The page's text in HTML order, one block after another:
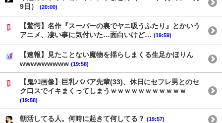
9日）
(20:00)
【驚愕】名作『スーパーの裏でヤニ吸うふたり』とかいう
アニメ、凄い事に気付いた…面白いけど… (19:59)
【速報】見たことない魔物を揺らしまくる生足かほりん
wwwwwwwww (19:58)
【鬼ｼｺ画像】巨乳ババア先輩(33)、休日にセフレ男とのセ
ク口スでイキまくってしまうｗｗｗｗｗｗｗｗｗｗｗ
(19:58)
朝活してる人。何時に起きて何してる？ (19:57)